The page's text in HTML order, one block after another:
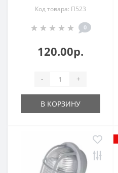
Код товара: П523
0
120.00р.
- +
В КОРЗИНУ